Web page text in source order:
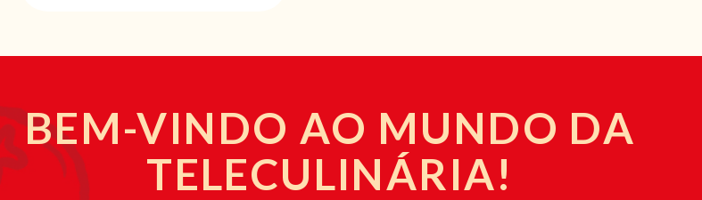
BEM-VINDO AO MUNDO DA
TELECULINÁRIA!